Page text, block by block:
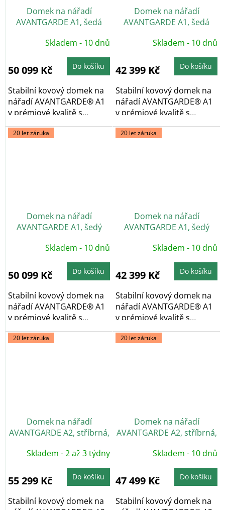
Domek na nářadí
AVANTGARDE A1, šedá
Skladem - 10 dnů
50 099 Kč Do košíku
Stabilní kovový domek na
nářadí AVANTGARDE® A1
v prémiové kvalitě s
pultovou...
Domek na nářadí
AVANTGARDE A1, šedá
dveře
Skladem - 10 dnů
42 399 Kč Do košíku
Stabilní kovový domek na
nářadí AVANTGARDE® A1
v prémiové kvalitě s
pultovou...
20 let záruka
Domek na nářadí
AVANTGARDE A1, šedý
Skladem - 10 dnů
50 099 Kč Do košíku
Stabilní kovový domek na
nářadí AVANTGARDE® A1
v prémiové kvalitě s
pultovou...
20 let záruka
Domek na nářadí
AVANTGARDE A1, šedý
Skladem - 10 dnů
42 399 Kč Do košíku
Stabilní kovový domek na
nářadí AVANTGARDE® A1
v prémiové kvalitě s
pultovou...
20 let záruka
Domek na nářadí
AVANTGARDE A2, stříbrná,
Skladem - 2 až 3 týdny
55 299 Kč Do košíku
Stabilní kovový domek na
20 let záruka
Domek na nářadí
AVANTGARDE A2, stříbrná,
Skladem - 10 dnů
47 499 Kč Do košíku
Stabilní kovový domek na